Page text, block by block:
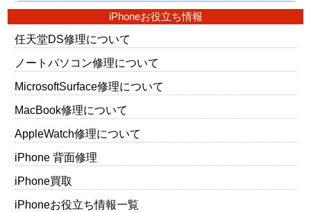
iPhoneお役立ち情報
任天堂DS修理について
ノートパソコン修理について
MicrosoftSurface修理について
MacBook修理について
AppleWatch修理について
iPhone 背面修理
iPhone買取
iPhoneお役立ち情報一覧